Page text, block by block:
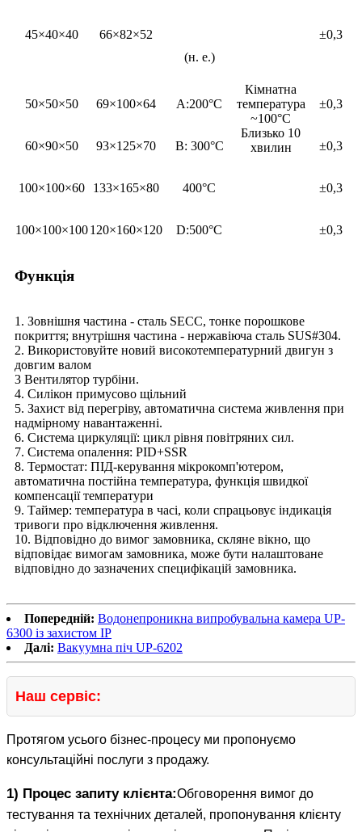
45×40×40 66×82×52
Кімнатна
температура
~100°C
Близько 10
хвилин
±0,3
(н. е.)
50×50×50 69×100×64 A:200°C ±0,3
60×90×50 93×125×70 В: 300°C ±0,3
100×100×60 133×165×80 400°C ±0,3
100×100×100120×160×120 D:500°C ±0,3
Функція
1. Зовнішня частина - сталь SECC, тонке порошкове
покриття; внутрішня частина - нержавіюча сталь SUS#304.
2. Використовуйте новий високотемпературний двигун з
довгим валом
3 Вентилятор турбіни.
4. Силікон примусово щільний
5. Захист від перегріву, автоматична система живлення при
надмірному навантаженні.
6. Система циркуляції: цикл рівня повітряних сил.
7. Система опалення: PID+SSR
8. Термостат: ПІД-керування мікрокомп'ютером,
автоматична постійна температура, функція швидкої
компенсації температури
9. Таймер: температура в часі, коли спрацьовує індикація
тривоги про відключення живлення.
10. Відповідно до вимог замовника, скляне вікно, що
відповідає вимогам замовника, може бути налаштоване
відповідно до зазначених специфікацій замовника.
Попередній: Водонепроникна випробувальна камера UP-
6300 із захистом IP
Далі: Вакуумна піч UP-6202
Наш сервіс:
Протягом усього бізнес-процесу ми пропонуємо
консультаційні послуги з продажу.
1) Процес запиту клієнта:Обговорення вимог до
тестування та технічних деталей, пропонування клієнту